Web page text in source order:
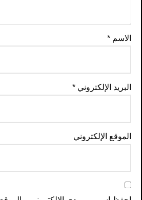
الاسم*
البريد الإلكتروني*
الموقع الإلكتروني